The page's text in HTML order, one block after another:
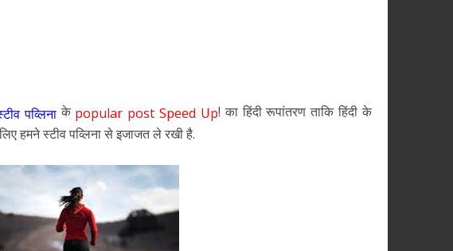
पव्लिनाके popular post Speed Up! का हिंदी रूपांतरण ताकि हिंदी के
हमने स्टीव पव्लिना से इजाजत ले रखी है.